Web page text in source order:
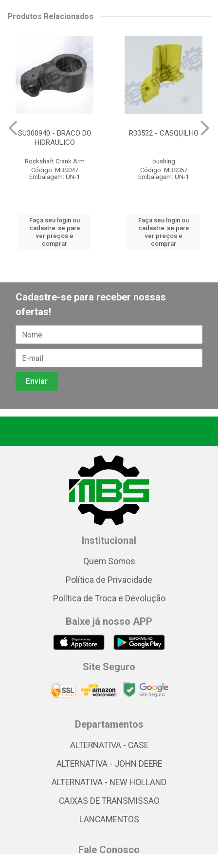
Produtos Relacionados
SU300940 - BRACO DO
HIDRAULICO
Rockshaft Crank Arm
Código: MBS047
Embalagem: UN-1
Faça seu login ou
cadastre-se para
ver preços e
comprar
R33532 - CASQUILHO
bushing
Código: MBS057
Embalagem: UN-1
Faça seu login ou
cadastre-se para
ver preços e
comprar
Cadastre-se para receber nossas
ofertas!
Institucional
Quem Somos
Política de Privacidade
Política de Troca e Devolução
Baixe já nosso APP
Site Seguro
Departamentos
ALTERNATIVA - CASE
ALTERNATIVA - JOHN DEERE
ALTERNATIVA - NEW HOLLAND
CAIXAS DE TRANSMISSAO
LANCAMENTOS
Fale Conosco